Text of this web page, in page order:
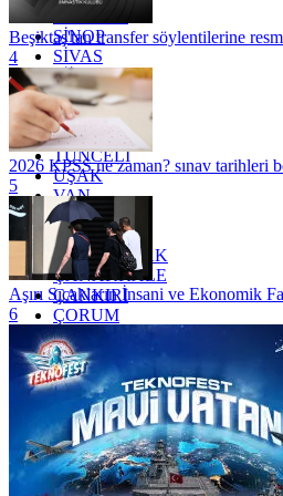
SİNOP
SİVAS
SİİRT
TEKİRDAĞ
TOKAT
TRABZON
TUNCELİ
UŞAK
VAN
YALOVA
YOZGAT
ZONGULDAK
ÇANAKKALE
ÇANKIRI
ÇORUM
İSTANBUL
İZMİR
ŞANLIURFA
ŞIRNAK
Beşiktaş'tan transfer söylentilerine
4
2026 KPSS ne zaman? sınav tarihleri
5
Aşırı Sıcakların İnsani ve Ekonomik
6